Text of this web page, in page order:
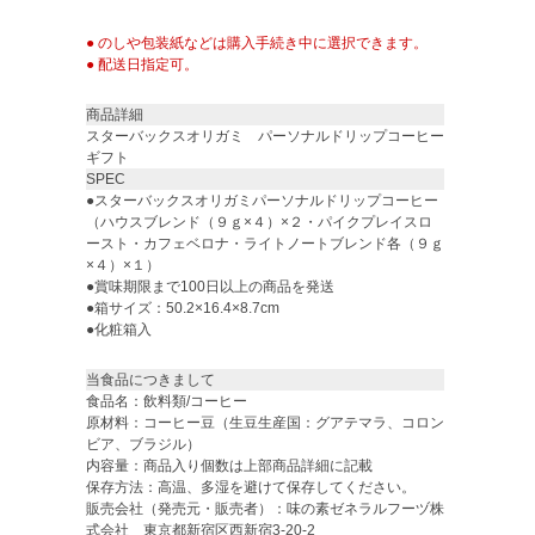
● のしや包装紙などは購入手続き中に選択できます。
● 配送日指定可。
商品詳細
スターバックスオリガミ パーソナルドリップコーヒー
ギフト
SPEC
●スターバックスオリガミパーソナルドリップコーヒー
（ハウスブレンド（９ｇ×４）×２・パイクプレイスロ
ースト・カフェベロナ・ライトノートブレンド各（９ｇ
×４）×１）
●賞味期限まで100日以上の商品を発送
●箱サイズ：50.2×16.4×8.7cm
●化粧箱入
当食品につきまして
食品名：飲料類/コーヒー
原材料：コーヒー豆（生豆生産国：グアテマラ、コロン
ビア、ブラジル）
内容量：商品入り個数は上部商品詳細に記載
保存方法：高温、多湿を避けて保存してください。
販売会社（発売元・販売者）：味の素ゼネラルフーヅ株
式会社 東京都新宿区西新宿3-20-2